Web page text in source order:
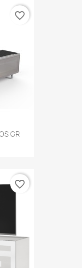
GR
favorite_border
favorite_border